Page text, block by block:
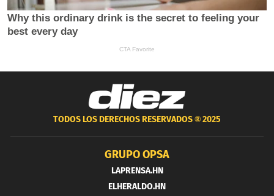
TODOS LOS DERECHOS RESERVADOS ®2025
GRUPO OPSA
LAPRENSA.HN
ELHERALDO.HN